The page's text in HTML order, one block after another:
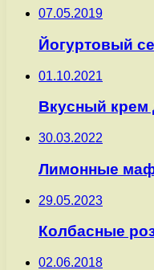
07.05.2019
Йогуртовый
01.10.2021
Вкусный крем
30.03.2022
Лимонные
29.05.2023
Колбасные
02.06.2018